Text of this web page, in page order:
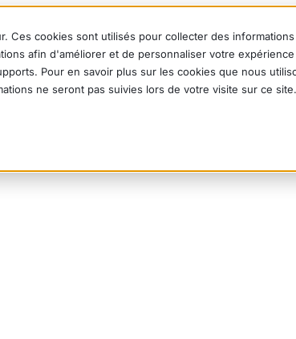
Ces cookies sont utilisés pour collecter des
afin d'améliorer et de personnaliser votre
Pour en savoir plus sur les cookies que nous
ne seront pas suivies lors de votre visite sur ce